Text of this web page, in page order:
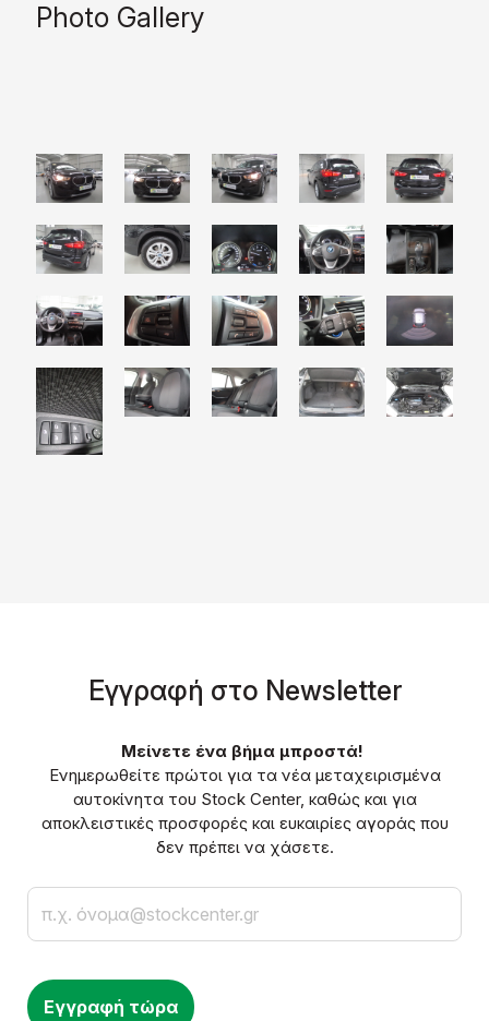
Photo Gallery
Eγγραφή στο Νewsletter
Μείνετε ένα βήμα μπροστά!
Ενημερωθείτε πρώτοι για τα νέα μεταχειρισμένα
αυτοκίνητα του Stock Center, καθώς και για
αποκλειστικές προσφορές και ευκαιρίες αγοράς που
δεν πρέπει να χάσετε.